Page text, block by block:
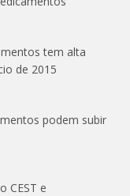
tem alta
de 2015
podem subir
CEST e